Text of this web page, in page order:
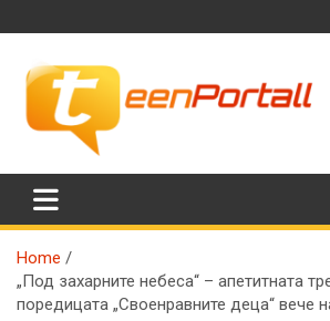
to
TeenPortall
Home
„Под захарните небеса“ – апетитната
поредицата „Своенравните деца“ вече